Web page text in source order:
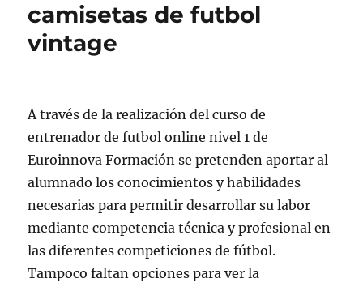
camisetas de futbol
vintage
A través de la realización del curso de
entrenador de futbol online nivel 1 de
Euroinnova Formación se pretenden aportar al
alumnado los conocimientos y habilidades
necesarias para permitir desarrollar su labor
mediante competencia técnica y profesional en
las diferentes competiciones de fútbol.
Tampoco faltan opciones para ver la